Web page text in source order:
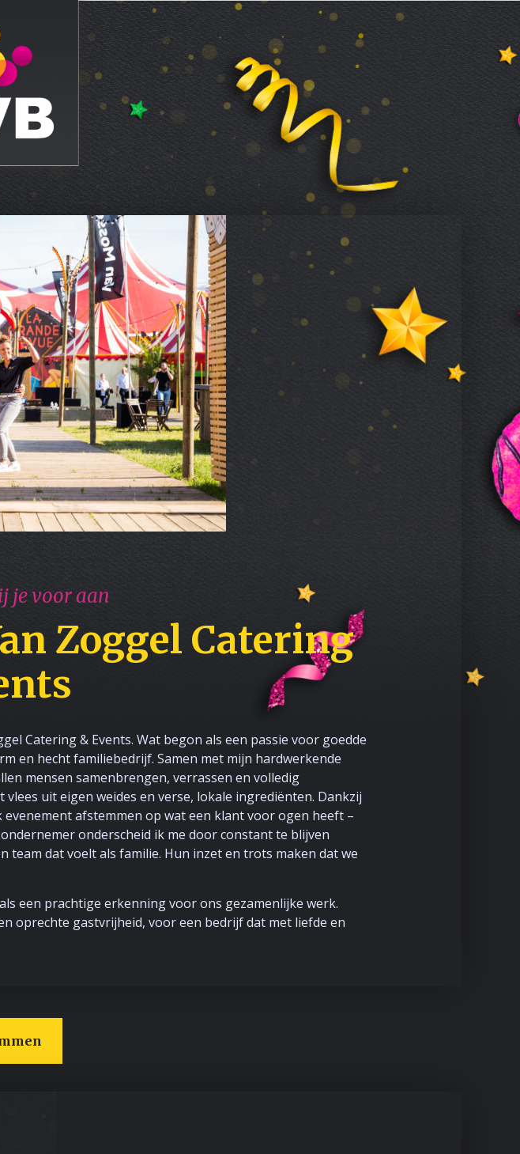
je voor aan
Zoggel Catering
Catering & Events. Wat begon als een passie voor goedde
en hecht familiebedrijf. Samen met mijn hardwerkende
mensen samenbrengen, verrassen en volledig
uit eigen weides en verse, lokale ingrediënten. Dankzij
afstemmen op wat een klant voor ogen heeft –
onderscheid ik me door constant te blijven
dat voelt als familie. Hun inzet en trots maken dat we
een prachtige erkenning voor ons gezamenlijke werk.
oprechte gastvrijheid, voor een bedrijf dat met liefde en